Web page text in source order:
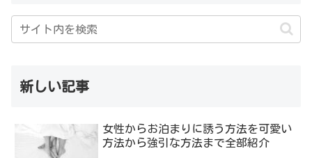
新しい記事
女性からお泊まりに誘う方法を可愛い
方法から強引な方法まで全部紹介